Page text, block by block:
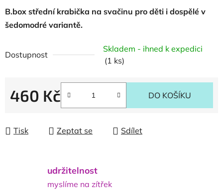
B.box střední krabička na svačinu pro děti i dospělé v
šedomodré variantě.
Dostupnost
Skladem - ihned k expedici
(1 ks)
460 Kč DO KOŠÍKU
Tisk Zeptat se Sdílet
udržitelnost
myslíme na zítřek